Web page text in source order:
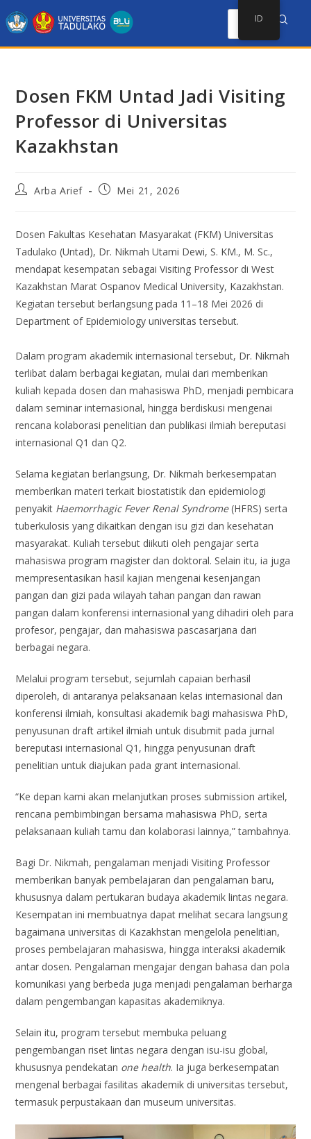
Dosen FKM Untad Jadi Visiting
Professor di Universitas
Kazakhstan
Arba Arief Mei 21, 2026
Dosen Fakultas Kesehatan Masyarakat (FKM) Universitas
Tadulako (Untad), Dr. Nikmah Utami Dewi, S. KM., M. Sc.,
mendapat kesempatan sebagai Visiting Professor di West
Kazakhstan Marat Ospanov Medical University, Kazakhstan.
Kegiatan tersebut berlangsung pada 11–18 Mei 2026 di
Department of Epidemiology universitas tersebut.
Dalam program akademik internasional tersebut, Dr. Nikmah
terlibat dalam berbagai kegiatan, mulai dari memberikan
kuliah kepada dosen dan mahasiswa PhD, menjadi pembicara
dalam seminar internasional, hingga berdiskusi mengenai
rencana kolaborasi penelitian dan publikasi ilmiah bereputasi
internasional Q1 dan Q2.
Selama kegiatan berlangsung, Dr. Nikmah berkesempatan
memberikan materi terkait biostatistik dan epidemiologi
penyakit Haemorrhagic Fever Renal Syndrome(HFRS) serta
tuberkulosis yang dikaitkan dengan isu gizi dan kesehatan
masyarakat. Kuliah tersebut diikuti oleh pengajar serta
mahasiswa program magister dan doktoral. Selain itu, ia juga
mempresentasikan hasil kajian mengenai kesenjangan
pangan dan gizi pada wilayah tahan pangan dan rawan
pangan dalam konferensi internasional yang dihadiri oleh para
profesor, pengajar, dan mahasiswa pascasarjana dari
berbagai negara.
Melalui program tersebut, sejumlah capaian berhasil
diperoleh, di antaranya pelaksanaan kelas internasional dan
konferensi ilmiah, konsultasi akademik bagi mahasiswa PhD,
penyusunan draft artikel ilmiah untuk disubmit pada jurnal
bereputasi internasional Q1, hingga penyusunan draft
penelitian untuk diajukan pada grant internasional.
“Ke depan kami akan melanjutkan proses submission artikel,
rencana pembimbingan bersama mahasiswa PhD, serta
pelaksanaan kuliah tamu dan kolaborasi lainnya,” tambahnya.
Bagi Dr. Nikmah, pengalaman menjadi Visiting Professor
memberikan banyak pembelajaran dan pengalaman baru,
khususnya dalam pertukaran budaya akademik lintas negara.
Kesempatan ini membuatnya dapat melihat secara langsung
bagaimana universitas di Kazakhstan mengelola penelitian,
proses pembelajaran mahasiswa, hingga interaksi akademik
antar dosen. Pengalaman mengajar dengan bahasa dan pola
komunikasi yang berbeda juga menjadi pengalaman berharga
dalam pengembangan kapasitas akademiknya.
Selain itu, program tersebut membuka peluang
pengembangan riset lintas negara dengan isu-isu global,
khususnya pendekatan one health. Ia juga berkesempatan
mengenal berbagai fasilitas akademik di universitas tersebut,
termasuk perpustakaan dan museum universitas.
ID